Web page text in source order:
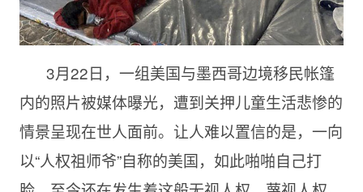
3月22日，一组美国与墨西哥边境移民帐篷
内的照片被媒体曝光，遭到关押儿童生活悲惨的
情景呈现在世人面前。让人难以置信的是，一向
以“人权祖师爷”自称的美国，如此啪啪自己打